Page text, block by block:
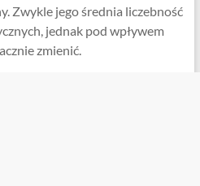
Zwykle jego średnia liczebność
jednak pod wpływem
zmienić.